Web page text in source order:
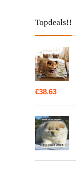
Topdeals!!
€38.63